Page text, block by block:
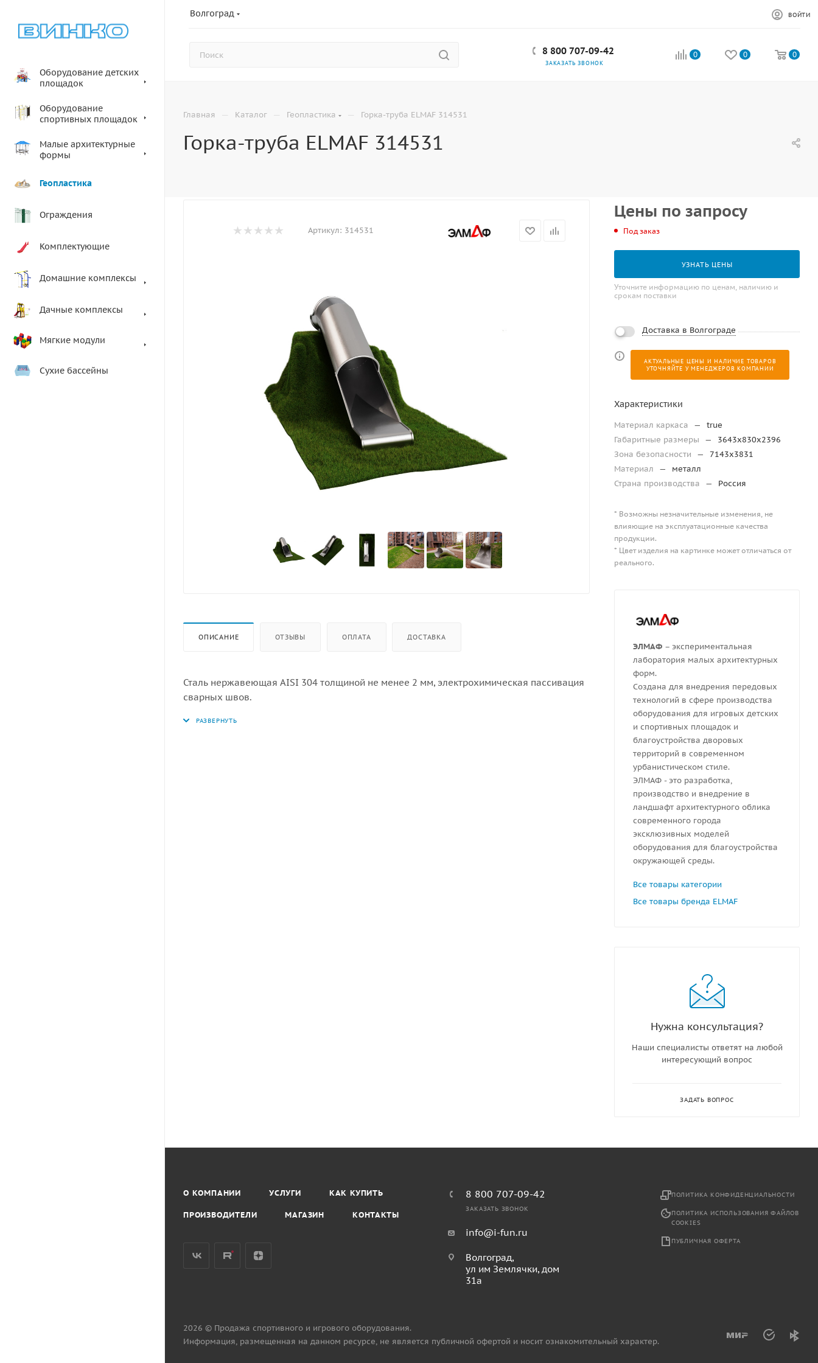
Волгоград ВОЙТИ
8 800 707-09-42
ЗАКАЗАТЬ ЗВОНОК
0 0 0
Оборудование детских
площадок
Оборудование
спортивных площадок
Малые архитектурные
формы
Геопластика
Ограждения
Комплектующие
Домашние комплексы
Дачные комплексы
Мягкие модули
Сухие бассейны
Главная — Каталог — Геопластика — Горка-труба ELMAF 314531
Горка-труба ELMAF 314531
Артикул: 314531
ОПИСАНИЕ ОТЗЫВЫ ОПЛАТА ДОСТАВКА
Сталь нержавеющая AISI 304 толщиной не менее 2 мм, электрохимическая пассивация
сварных швов.
Цены по запросу
Под заказ
УЗНАТЬ ЦЕНЫ
Уточните информацию по ценам, наличию и
срокам поставки
Доставка в Волгограде
АКТУАЛЬНЫЕ ЦЕНЫ И НАЛИЧИЕ ТОВАРОВ
УТОЧНЯЙТЕ У МЕНЕДЖЕРОВ КОМПАНИИ
Характеристики
Материал каркаса —
true
Габаритные размеры
—
3643х830х2396
Зона безопасности
—
7143х3831
Материал
—
металл
Страна производства
— Россия
* Возможны незначительные изменения, не
влияющие на эксплуатационные качества
продукции.
* Цвет изделия на картинке может отличаться от
реального.
ЭЛМАФ – экспериментальная
лаборатория малых архитектурных
форм.
Создана для внедрения передовых
технологий в сфере производства
оборудования для игровых детских
и спортивных площадок и
благоустройства дворовых
территорий в современном
урбанистическом стиле.
ЭЛМАФ - это разработка,
производство и внедрение в
ландшафт архитектурного облика
современного города
эксклюзивных моделей
оборудования для благоустройства
окружающей среды.
Все товары категории
Все товары бренда ELMAF
Нужна консультация?
Наши специалисты ответят на любой
интересующий вопрос
ЗАДАТЬ ВОПРОС
О КОМПАНИИ УСЛУГИ КАК КУПИТЬ
ПРОИЗВОДИТЕЛИ МАГАЗИН КОНТАКТЫ
8 800 707-09-42
ЗАКАЗАТЬ ЗВОНОК
info@i-fun.ru
Волгоград,
ул им Землячки, дом
31а
ПОЛИТИКА КОНФИДЕНЦИАЛЬНОСТИ
ПОЛИТИКА ИСПОЛЬЗОВАНИЯ ФАЙЛОВ
COOKIES
ПУБЛИЧНАЯ ОФЕРТА
2026 © Продажа спортивного и игрового оборудования.
Информация, размещенная на данном ресурсе, не является публичной офертой и носит ознакомительный характер.